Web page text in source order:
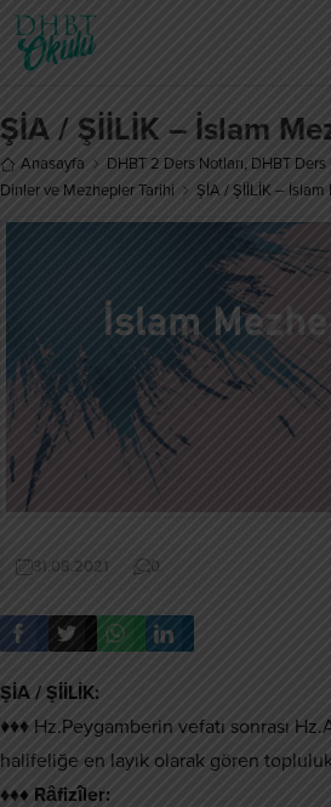
ŞİA / ŞİİLİK – İslam
Anasayfa DHBT 2 Ders Notları, DHBT Ders
Dinler ve Mezhepler Tarihi
ŞİA / ŞİİLİK – İslam
31.08.2021 0
ŞİA / ŞİİLİK:
♦♦♦ Hz.Peygamberin vefatı sonrası
halifeliğe en layık olarak gören
♦♦♦ Râfizîler: